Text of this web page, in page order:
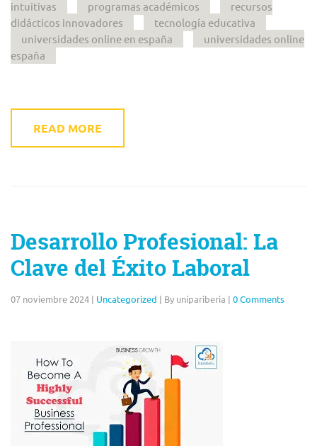
intuitivas
programas académicos
recursos
didácticos innovadores
tecnología educativa
universidades online en españa
universidades online
españa
READ MORE
Desarrollo Profesional: La
Clave del Éxito Laboral
07 noviembre 2024 | Uncategorized | By unipariberia | 0 Comments